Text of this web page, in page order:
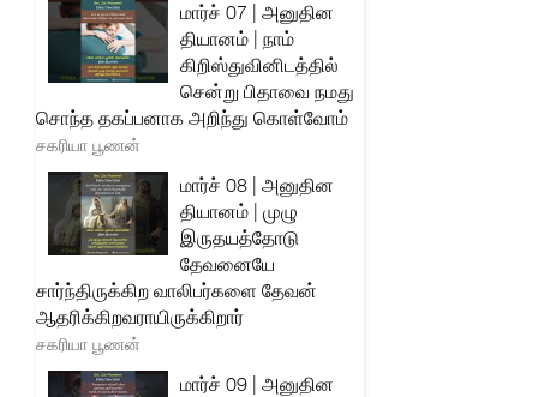
மார்ச் 07 | அனுதின
தியானம் | நாம்
கிறிஸ்துவினிடத்தில்
சென்று பிதாவை நமது
சொந்த தகப்பனாக அறிந்து கொள்வோம்
சகரியா பூணன்
மார்ச் 08 | அனுதின
தியானம் | முழு
இருதயத்தோடு
தேவனையே
சார்ந்திருக்கிற வாலிபர்களை தேவன்
ஆதரிக்கிறவராயிருக்கிறார்
சகரியா பூணன்
மார்ச் 09 | அனுதின